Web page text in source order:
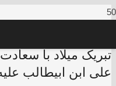
تبریک میلاد با
علی ابن ابیطالب